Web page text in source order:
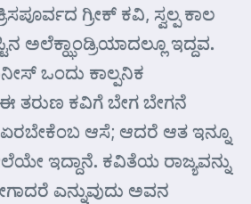
ಗ್ರೀಕ್ ಕವಿ, ಸ್ವಲ್ಪ ಕಾಲ
ಅಲೆಕ್ಝಾಂಡ್ರಿಯಾದಲ್ಲೂ ಇದ್ದವ.
ಒಂದು ಕಾಲ್ಪನಿಕ
ತರುಣ ಕವಿಗೆ ಬೇಗ ಬೇಗನೆ
ಆಸೆ; ಆದರೆ ಆತ ಇನ್ನೂ
ಇದ್ದಾನೆ. ಕವಿತೆಯ ರಾಜ್ಯವನ್ನು
ಎನ್ನುವುದು ಅವನ